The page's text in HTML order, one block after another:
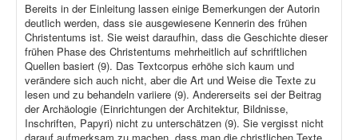
Bereits in der Einleitung lassen einige Bemerkungen der Autorin
deutlich werden, dass sie ausgewiesene Kennerin des frühen
Christentums ist. Sie weist daraufhin, dass die Geschichte dieser
frühen Phase des Christentums mehrheitlich auf schriftlichen
Quellen basiert (9). Das Textcorpus erhöhe sich kaum und
verändere sich auch nicht, aber die Art und Weise die Texte zu
lesen und zu behandeln variiere (9). Andererseits sei der Beitrag
der Archäologie (Einrichtungen der Architektur, Bildnisse,
Inschriften, Papyri) nicht zu unterschätzen (9). Sie vergisst nicht